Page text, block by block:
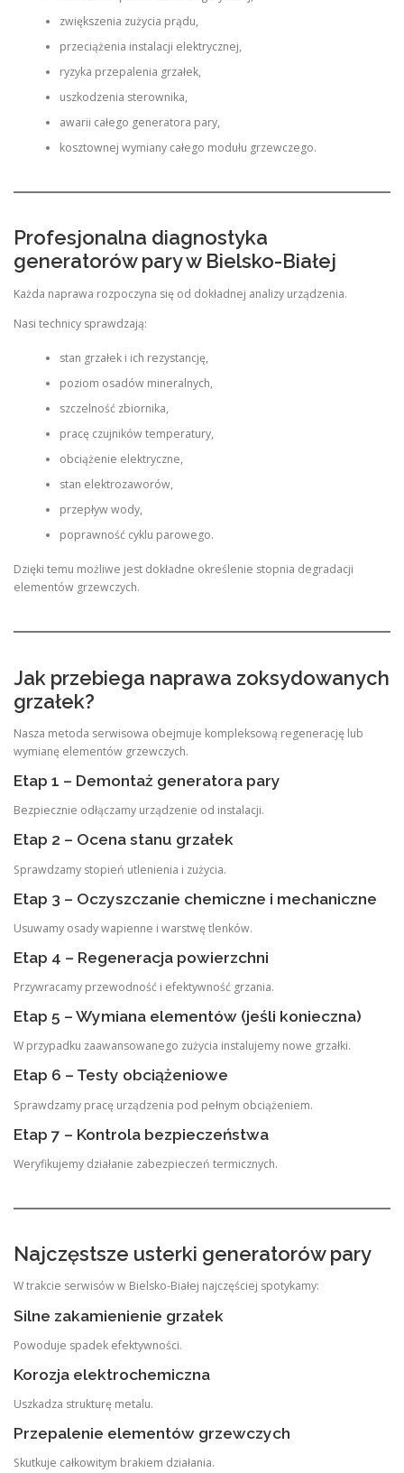
zwiększenia zużycia prądu,
przeciążenia instalacji elektrycznej,
ryzyka przepalenia grzałek,
uszkodzenia sterownika,
awarii całego generatora pary,
kosztownej wymiany całego modułu grzewczego.
Profesjonalna diagnostyka
generatorów pary w Bielsko-Białej
Każda naprawa rozpoczyna się od dokładnej analizy urządzenia.
Nasi technicy sprawdzają:
stan grzałek i ich rezystancję,
poziom osadów mineralnych,
szczelność zbiornika,
pracę czujników temperatury,
obciążenie elektryczne,
stan elektrozaworów,
przepływ wody,
poprawność cyklu parowego.
Dzięki temu możliwe jest dokładne określenie stopnia degradacji
elementów grzewczych.
Jak przebiega naprawa zoksydowanych
grzałek?
Nasza metoda serwisowa obejmuje kompleksową regenerację lub
wymianę elementów grzewczych.
Etap 1 – Demontaż generatora pary
Bezpiecznie odłączamy urządzenie od instalacji.
Etap 2 – Ocena stanu grzałek
Sprawdzamy stopień utlenienia i zużycia.
Etap 3 – Oczyszczanie chemiczne i mechaniczne
Usuwamy osady wapienne i warstwę tlenków.
Etap 4 – Regeneracja powierzchni
Przywracamy przewodność i efektywność grzania.
Etap 5 – Wymiana elementów (jeśli konieczna)
W przypadku zaawansowanego zużycia instalujemy nowe grzałki.
Etap 6 – Testy obciążeniowe
Sprawdzamy pracę urządzenia pod pełnym obciążeniem.
Etap 7 – Kontrola bezpieczeństwa
Weryfikujemy działanie zabezpieczeń termicznych.
Najczęstsze usterki generatorów pary
W trakcie serwisów w Bielsko-Białej najczęściej spotykamy:
Silne zakamienienie grzałek
Powoduje spadek efektywności.
Korozja elektrochemiczna
Uszkadza strukturę metalu.
Przepalenie elementów grzewczych
Skutkuje całkowitym brakiem działania.